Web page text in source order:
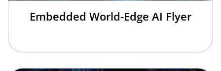
Embedded World-Edge AI Flyer